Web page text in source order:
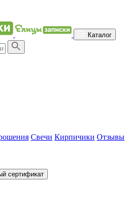
Каталог
Свечи Кирпичики Отзывы
сертификат